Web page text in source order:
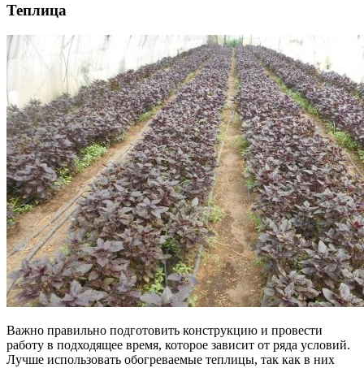
Теплица
Важно правильно подготовить конструкцию и провести
работу в подходящее время, которое зависит от ряда условий.
Лучше использовать обогреваемые теплицы, так как в них